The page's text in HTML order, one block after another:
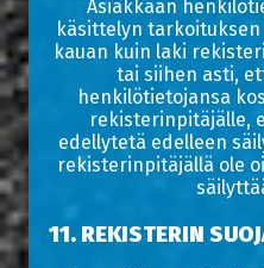
Asiakkaan
käsittelyn
kauan kuin laki
tai siihen asti,
henkilötietojansa
rekisterinpitäjälle,
edellytetä edelleen
rekisterinpitäjällä ole
11. REKISTERIN